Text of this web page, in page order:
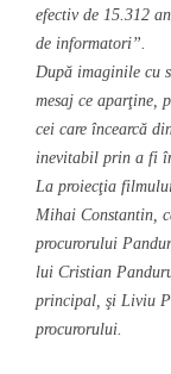
efectiv de 15.312
de informatori”.
După imaginile cu
mesaj ce aparţine,
cei care încearcă
inevitabil prin a fi
La proiecţia
Mihai Constantin,
procurorului
lui Cristian
principal, şi Liviu
procurorului.